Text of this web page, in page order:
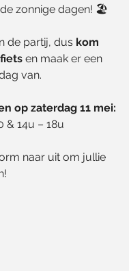
zonnige dagen! 🏖️
de partij, dus kom
en maak er een
van.
op zaterdag 11 mei:
& 14u – 18u
naar uit om jullie